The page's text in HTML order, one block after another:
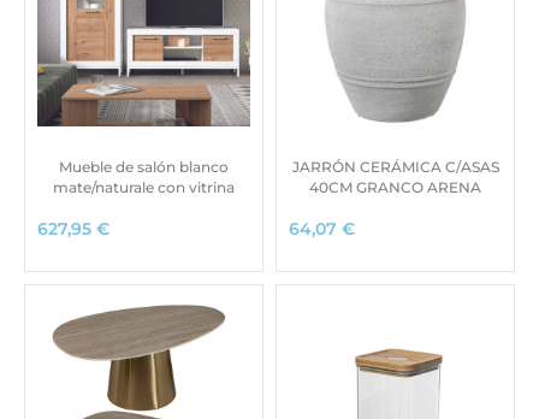
Mueble de salón blanco
mate/naturale con vitrina
627,95 €
JARRÓN CERÁMICA C/ASAS
40CM GRANCO ARENA
64,07 €